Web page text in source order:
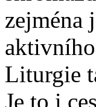
zejména
Liturgie
Je to i